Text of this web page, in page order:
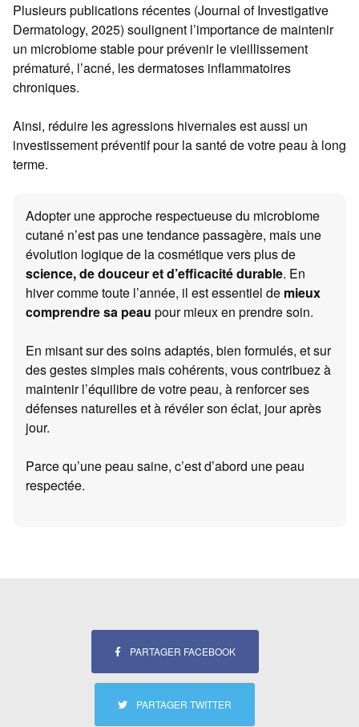
Plusieurs publications récentes (Journal of Investigative
Dermatology, 2025) soulignent l’importance de maintenir
un microbiome stable pour prévenir le vieillissement
prématuré, l’acné, les dermatoses inflammatoires
chroniques.
Ainsi, réduire les agressions hivernales est aussi un
investissement préventif pour la santé de votre peau à long
terme.
Adopter une approche respectueuse du microbiome
cutané n’est pas une tendance passagère, mais une
évolution logique de la cosmétique vers plus de
science, de douceur et d’efficacité durable. En
hiver comme toute l’année, il est essentiel de mieux
comprendre sa peau pour mieux en prendre soin.
En misant sur des soins adaptés, bien formulés, et sur
des gestes simples mais cohérents, vous contribuez à
maintenir l’équilibre de votre peau, à renforcer ses
défenses naturelles et à révéler son éclat, jour après
jour.
Parce qu’une peau saine, c’est d’abord une peau
respectée.
PARTAGER FACEBOOK
PARTAGER TWITTER